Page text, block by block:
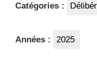
Catégories :
Années : 2025